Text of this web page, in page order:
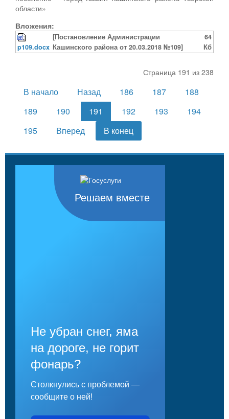
области»
Вложения:
p109.docx
[Постановление Администрации
Кашинского района от 20.03.2018 №109]
64
Кб
Страница 191 из 238
В начало Назад 186 187
188
189
190 191 192 193
194
195
Вперед В конец
Решаем вместе
Не убран снег, яма
на дороге, не горит
фонарь?
Столкнулись с проблемой —
сообщите о ней!